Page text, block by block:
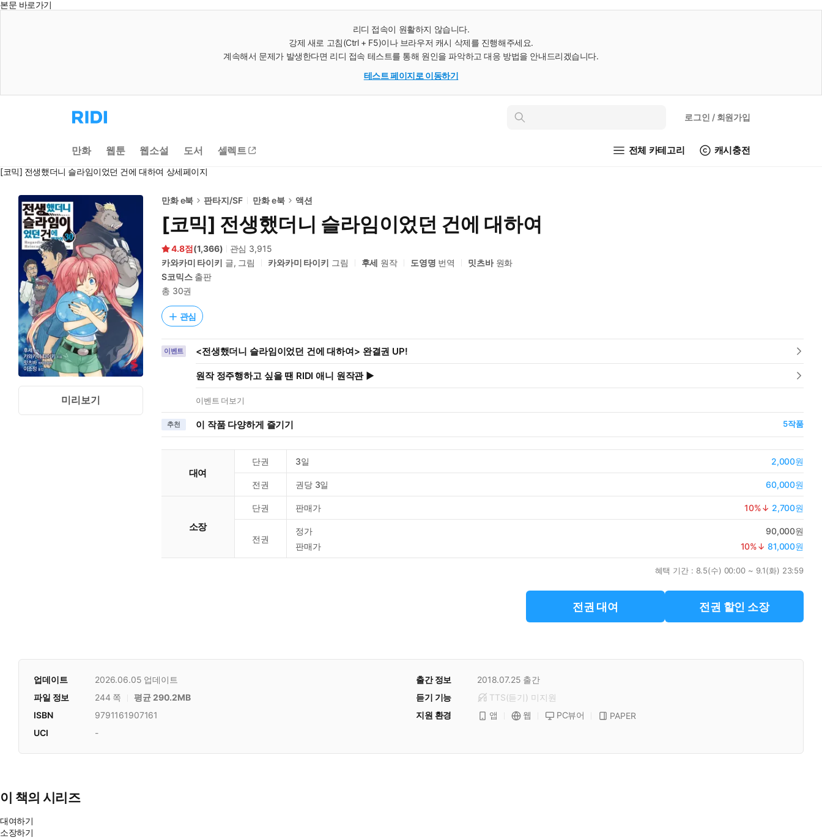
본문 바로가기
리디 접속이 원활하지 않습니다.
강제 새로 고침(Ctrl + F5)이나 브라우저 캐시 삭제를 진행해주세요.
계속해서 문제가 발생한다면 리디 접속 테스트를 통해 원인을 파악하고 대응 방법을 안내드리겠습니다.
테스트 페이지로 이동하기
리
디
으
로
동
인
로그인 / 회원가입
만화 웹툰 웹소설 도서 셀렉트 전체 카테고리 캐시충전
[코믹] 전생했더니 슬라임이었던 건에 대하여 상세페이지
미리보기
만화 e북 판타지/SF 만화 e북 액션
[코믹] 전생했더니 슬라임이었던 건에 대하여
4.8 (1,366) 관심 3,915
카와카미 타이키 글, 그림 카와카미 타이키 그림 후세 원작 도영명 번역 밋츠바원화
S코믹스출판
총 30권
관심
이벤트 <전생했더니 슬라임이었던 건에 대하여> 완결권 UP!
원작 정주행하고 싶을 땐 RIDI 애니 원작관 ▶
이벤트 더보기
추천 이 작품 다양하게 즐기기 5작품
대여
단권 3일 2,000원
전권 권당 3일 60,000원
소장
단권 판매가 10%↓ 2,700원
전권
정가
90,000원
판매가
10%↓ 81,000원
혜택 기간 : 8.5(수) 00:00 ~ 9.1(화) 23:59
전권 대여 전권 할인 소장
업데이트 2026.06.05 업데이트 출간 정보 2018.07.25 출간
듣기 기능
TTS(듣기) 미지원
파일 정보 244 쪽
평균 290.2MB
지원 환경
앱 웹 PC뷰어 PAPER
ISBN
9791161907161
UCI
-
이 책의 시리즈
대여하기
소장하기